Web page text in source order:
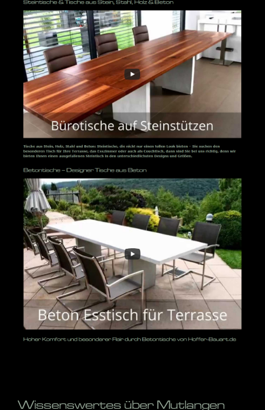
Wissenswertes über Mutlangen